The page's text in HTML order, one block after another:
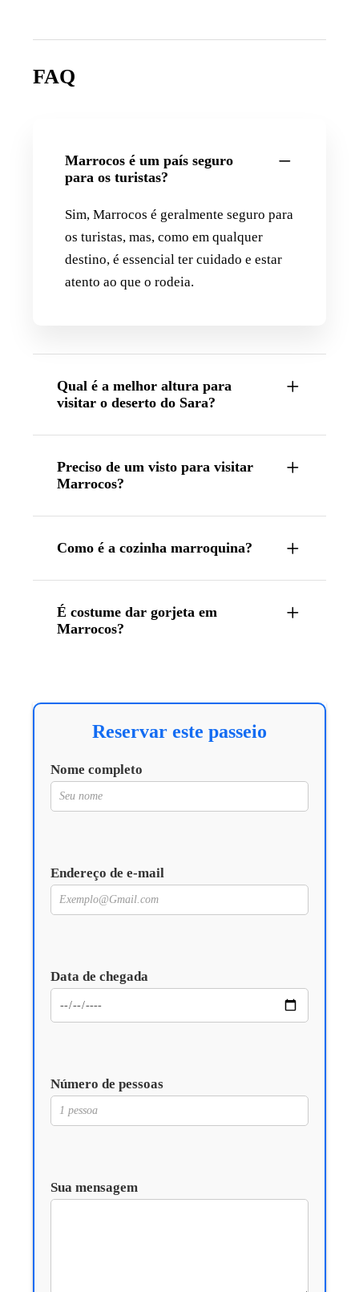
FAQ
Marrocos é um país seguro
para os turistas?
Sim, Marrocos é geralmente seguro para
os turistas, mas, como em qualquer
destino, é essencial ter cuidado e estar
atento ao que o rodeia.
Qual é a melhor altura para
visitar o deserto do Sara?
Preciso de um visto para visitar
Marrocos?
Como é a cozinha marroquina?
É costume dar gorjeta em
Marrocos?
Reservar este passeio
Nome completo
Endereço de e-mail
Data de chegada
Número de pessoas
Sua mensagem